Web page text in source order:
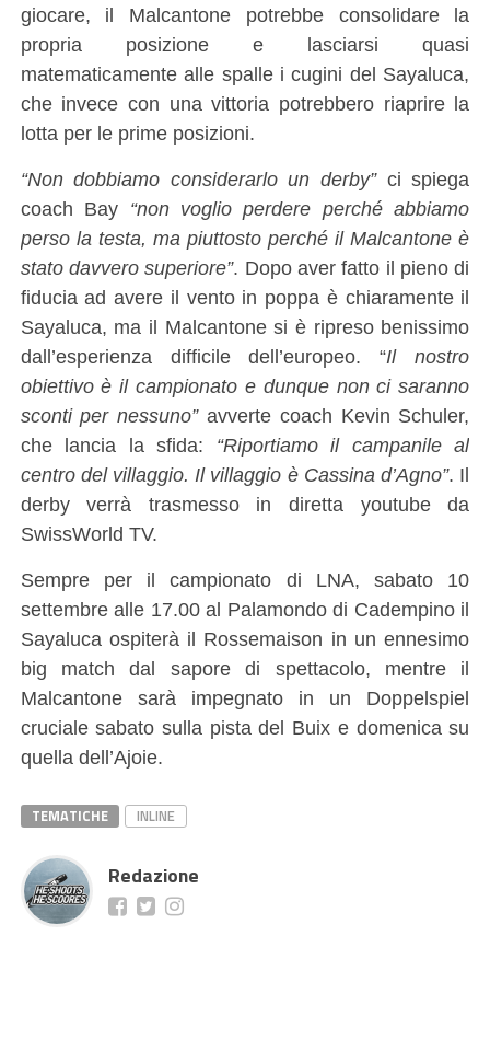
giocare, il Malcantone potrebbe consolidare la
propria posizione e lasciarsi quasi
matematicamente alle spalle i cugini del Sayaluca,
che invece con una vittoria potrebbero riaprire la
lotta per le prime posizioni.
“Non dobbiamo considerarlo un derby”ci spiega
coach Bay “non voglio perdere perché abbiamo
perso la testa, ma piuttosto perché il Malcantone è
stato davvero superiore”. Dopo aver fatto il pieno di
fiducia ad avere il vento in poppa è chiaramente il
Sayaluca, ma il Malcantone si è ripreso benissimo
dall’esperienza difficile dell’europeo. “Il nostro
obiettivo è il campionato e dunque non ci saranno
sconti per nessuno”avverte coach Kevin Schuler,
che lancia la sfida: “Riportiamo il campanile al
centro del villaggio. Il villaggio è Cassina d’Agno”. Il
derby verrà trasmesso in diretta youtube da
SwissWorld TV.
Sempre per il campionato di LNA, sabato 10
settembre alle 17.00 al Palamondo di Cadempino il
Sayaluca ospiterà il Rossemaison in un ennesimo
big match dal sapore di spettacolo, mentre il
Malcantone sarà impegnato in un Doppelspiel
cruciale sabato sulla pista del Buix e domenica su
quella dell’Ajoie.
TEMATICHE INLINE
Redazione